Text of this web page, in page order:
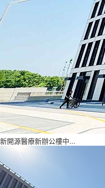
新開源醫療新辦公樓中...